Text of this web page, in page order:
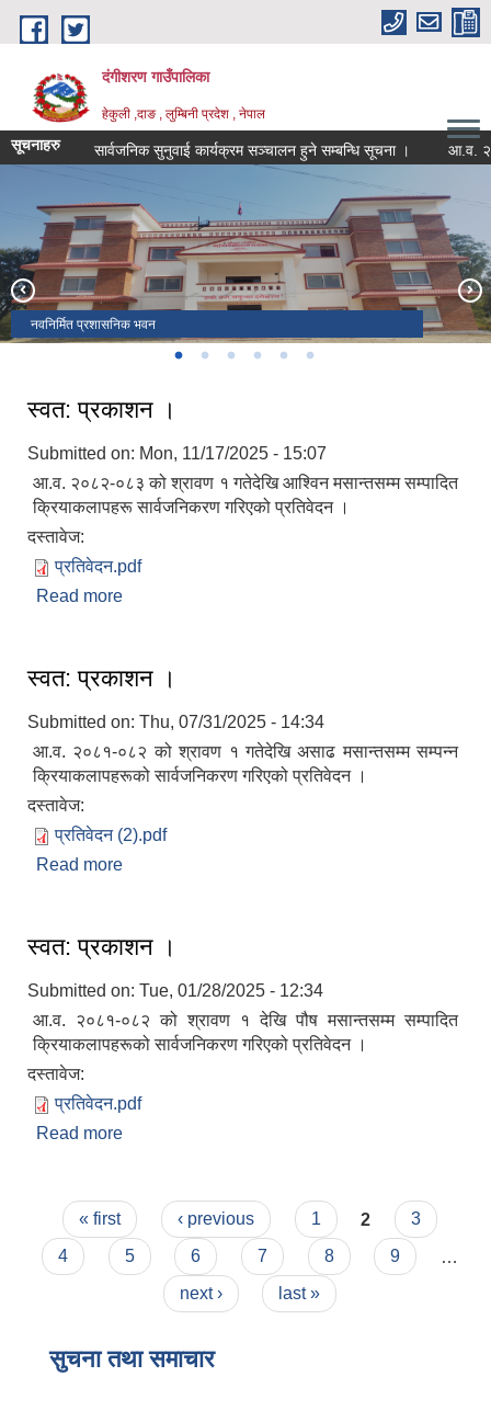
Skip to main content
दंगीशरण गाउँपालिका
हेकुली ,दाङ , लुम्बिनी प्रदेश , नेपाल
सूचनाहरुसार्वजनिक सुनुवाई कार्यक्रम सञ्चालन हुने सम्बन्धि सूचना । आ.व. २०८२/
नवनिर्मित प्रशासनिक भवन
वडा नं १ र ४ जोड्ने बबई नदी पुल
विरेन्द्र मावि हेकुली परिसर , पृष्ठभूमीमा ऐतिहासिक राजाकोट
स्वास्थ्य चौकी हेकुली
वडा नं.१ को भञ्जयाङबाट देखिएको दृष्य
सम्माननीय राष्ट्रपतिबाट सम्मानित उत्कष्ट सूचना अधिकारी टेक बहादुर खत्री
स्वत: प्रकाशन ।
Submitted on: Mon, 11/17/2025 - 15:07
आ.व. २०८२-०८३ को श्रावण १ गतेदेखि आश्विन मसान्तसम्म सम्पादित
क्रियाकलापहरू सार्वजनिकरण गरिएको प्रतिवेदन ।
दस्तावेज:
प्रतिवेदन.pdf
Read more
स्वत: प्रकाशन ।
Submitted on: Thu, 07/31/2025 - 14:34
आ.व. २०८१-०८२ को श्रावण १ गतेदेखि असाढ मसान्तसम्म सम्पन्न
क्रियाकलापहरूको सार्वजनिकरण गरिएको प्रतिवेदन ।
दस्तावेज:
प्रतिवेदन (2).pdf
Read more
स्वत: प्रकाशन ।
Submitted on: Tue, 01/28/2025 - 12:34
आ.व. २०८१-०८२ को श्रावण १ देखि पौष मसान्तसम्म सम्पादित
क्रियाकलापहरूको सार्वजनिकरण गरिएको प्रतिवेदन ।
दस्तावेज:
प्रतिवेदन.pdf
Read more
Pages
« first ‹ previous 1 2
3
4
5 6 7 8 9
next ›
last »
सुचना तथा समाचार